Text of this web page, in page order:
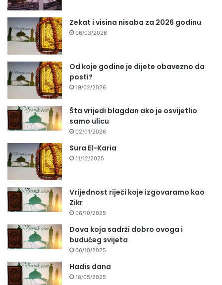
Zekat i visina nisaba za 2026 godinu
06/03/2026
Od koje godine je dijete obavezno da
posti?
19/02/2026
Šta vrijedi blagdan ako je osvijetlio
samo ulicu
02/01/2026
Sura El-Karia
11/12/2025
Vrijednost riječi koje izgovaramo kao
Zikr
06/10/2025
Dova koja sadrži dobro ovoga i
budućeg svijeta
06/10/2025
Hadis dana
18/05/2025